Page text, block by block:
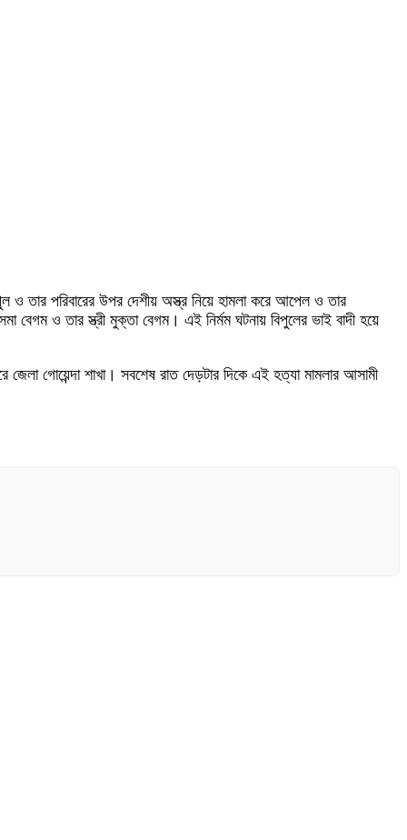
ও তার পরিবারের উপর দেশীয় অস্ত্র নিয়ে হামলা করে আপেল ও তার
ও তার স্ত্রী মুক্তা বেগম। এই নির্মম ঘটনায় বিপুলের ভাই বাদী হয়ে
গোয়েন্দা শাখা। সবশেষ রাত দেড়টার দিকে এই হত্যা মামলার আসামী